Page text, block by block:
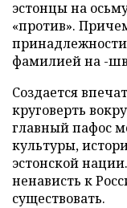
эстонцы на
«против».
фамилией на -
Создается
круговерть
главный пафос
культуры,
эстонской
ненависть к
существовать.